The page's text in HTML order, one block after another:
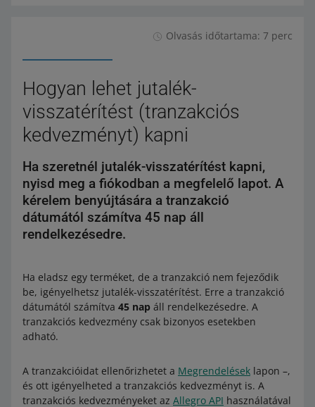
Olvasás időtartama: 7 perc
Hogyan lehet jutalék-
visszatérítést (tranzakciós
kedvezményt) kapni
Ha szeretnél jutalék-visszatérítést kapni,
nyisd meg a fiókodban a megfelelő lapot. A
kérelem benyújtására a tranzakció
dátumától számítva 45 nap áll
rendelkezésedre.
Ha eladsz egy terméket, de a tranzakció nem fejeződik
be, igényelhetsz jutalék-visszatérítést. Erre a tranzakció
dátumától számítva 45 nap áll rendelkezésedre. A
tranzakciós kedvezmény csak bizonyos esetekben
adható.
A tranzakcióidat ellenőrizhetet a Megrendelések lapon –,
és ott igényelheted a tranzakciós kedvezményt is. A
tranzakciós kedvezményeket az Allegro API használatával